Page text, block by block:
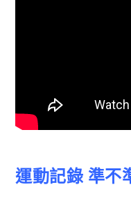
運動記錄 準不